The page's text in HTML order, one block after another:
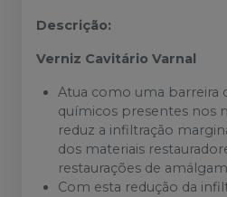
Descrição:
Verniz Cavitário Varnal
Atua como uma barreira
químicos presentes nos
reduz a infiltração
dos materiais
restaurações de
Com esta redução da